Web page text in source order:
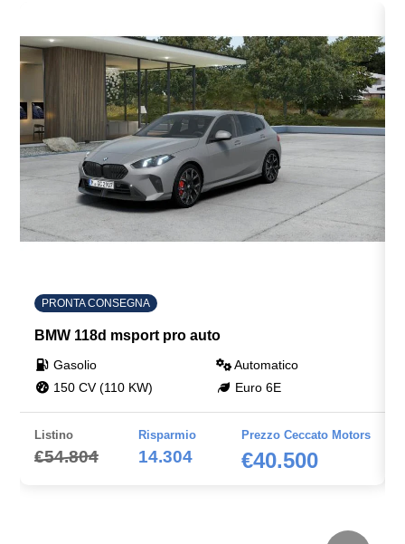
PRONTA CONSEGNA
BMW 118d msport pro auto
Gasolio
Automatico
150 CV (110 KW)
Euro 6E
Listino
€54.804
Risparmio
14.304
Prezzo Ceccato Motors
€40.500